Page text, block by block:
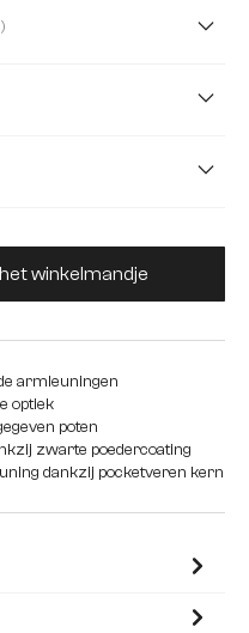
( Kruisframe conisch )
Voer de
winkelmandje
armleuningen
optiek
poten
zwarte poedercoating
dankzij pocketveren kern